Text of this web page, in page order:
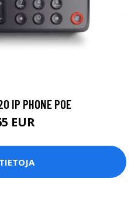
IP PHONE POE
EUR